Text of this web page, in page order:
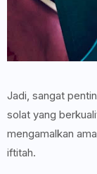
Jadi, sangat
solat yang
mengamalkan
iftitah.